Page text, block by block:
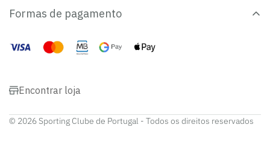
Formas de pagamento
Encontrar loja
© 2026 Sporting Clube de Portugal - Todos os direitos reservados